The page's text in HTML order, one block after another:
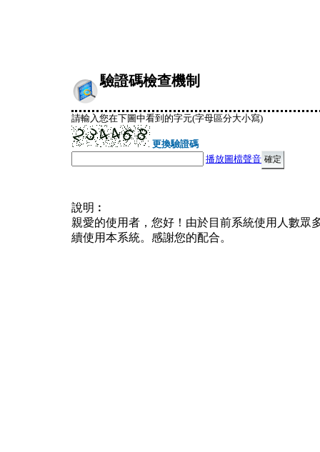
驗證碼檢查機制
請輸入您在下圖中看到的字元(字母區分大小寫)
更換驗證碼
播放圖檔聲音
說明︰
親愛的使用者，您好！由於目前系統使用人數眾
續使用本系統。感謝您的配合。